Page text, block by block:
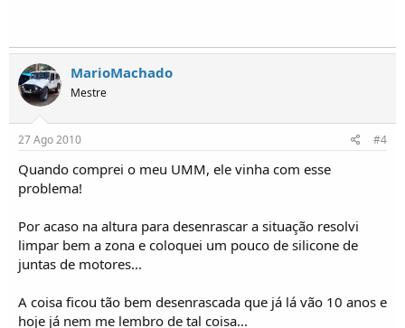
MarioMachado
Mestre
27 Ago 2010 #4
Quando comprei o meu UMM, ele vinha com esse
problema!
Por acaso na altura para desenrascar a situação resolvi
limpar bem a zona e coloquei um pouco de silicone de
juntas de motores...
A coisa ficou tão bem desenrascada que já lá vão 10 anos e
hoje já nem me lembro de tal coisa...